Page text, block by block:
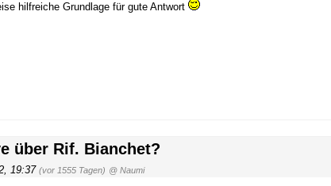
hilfreiche Grundlage für gute Antwort
über Rif. Bianchet?
19:37 (vor 1555 Tagen) @ Naumi